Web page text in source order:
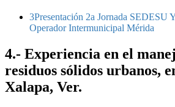
3Presentación 2a Jornada SEDESU
Operador Intermunicipal Mérida
4.- Experiencia en el
residuos sólidos urbanos,
Xalapa, Ver.